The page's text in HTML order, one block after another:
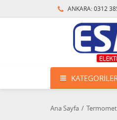
ANKARA: 0312
Ana Sayfa